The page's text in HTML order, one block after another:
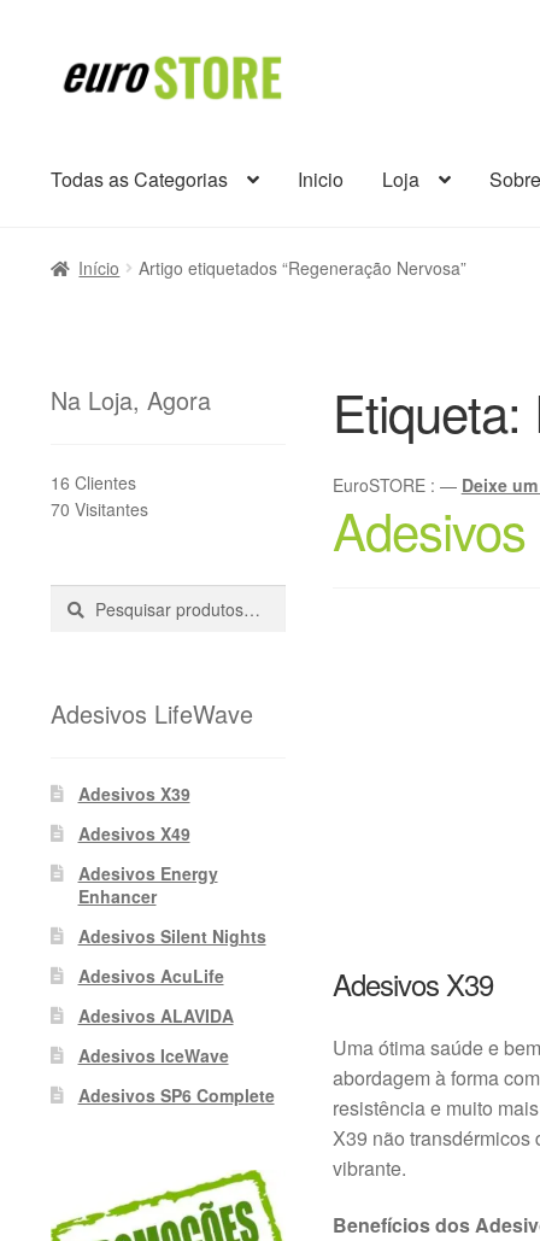
para
Saltar
para
Todas as Categorias
Inicio Loja
Início Artigo etiquetados “Regeneração Nervosa”
Etiqueta:
EuroSTORE : — Deixe
Adesivos X39
Uma ótima saúde e
abordagem à forma
resistência e muito
X39 não transdérmicos
vibrante.
Benefícios dos
Na Loja, Agora
16 Clientes
70 Visitantes
Pesquisar
Pesquisa
Adesivos LifeWave
Adesivos X39
Adesivos X49
Adesivos Energy
Enhancer
Adesivos Silent Nights
Adesivos AcuLife
Adesivos ALAVIDA
Adesivos IceWave
Adesivos SP6 Complete